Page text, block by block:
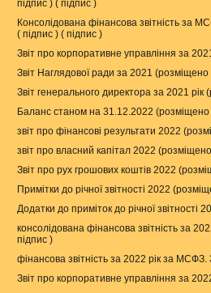
підпис ) ( підпис )
Консолідована фінансова звітність за
( підпис ) ( підпис )
Звіт про корпоративне управління за
Звіт Наглядової ради за 2021
Звіт генерального директора за 2021
Баланс станом на 31.12.2022
звіт про фінансові результати 2022
звіт про власний капітал 2022
Звіт про рух грошових коштів 2022
Примітки до річної звітності 2022
Додатки до приміток до річної
консолідована фінансова звітність за
підпис )
фінансова звітність за 2022 рік за
Звіт про корпоративне управління за